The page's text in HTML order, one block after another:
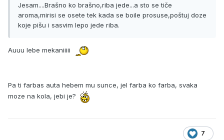
Jesam....Brašno ko brašno,riba jede...a sto se tiče
aroma,mirisi se osete tek kada se boile prosuse,poštuj doze
koje pišu i sasvim lepo jede riba.
Auuu lebe mekaniiiii
Pa ti farbas auta hebem mu sunce, jel farba ko farba, svaka
moze na kola, jebi je?
7